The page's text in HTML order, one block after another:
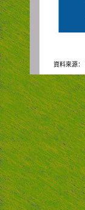
資料來源：